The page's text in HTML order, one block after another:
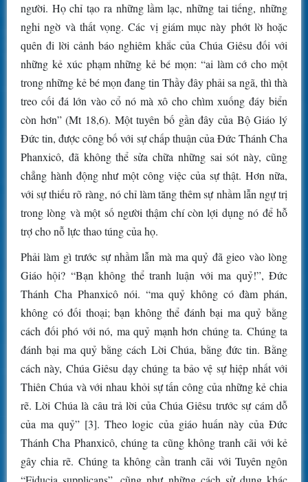
người. Họ chỉ tạo ra những lầm lạc, những tai tiếng, những
nghi ngờ và thất vọng. Các vị giám mục này phớt lờ hoặc
quên đi lời cảnh báo nghiêm khắc của Chúa Giêsu đối với
những kẻ xúc phạm những kẻ bé mọn: “ai làm cớ cho một
trong những kẻ bé mọn đang tin Thầy đây phải sa ngã, thì thà
treo cối đá lớn vào cổ nó mà xô cho chìm xuống đáy biển
còn hơn” (Mt 18,6). Một tuyên bố gần đây của Bộ Giáo lý
Đức tin, được công bố với sự chấp thuận của Đức Thánh Cha
Phanxicô, đã không thể sửa chữa những sai sót này, cũng
chẳng hành động như một công việc của sự thật. Hơn nữa,
với sự thiếu rõ ràng, nó chỉ làm tăng thêm sự nhầm lẫn ngự trị
trong lòng và một số người thậm chí còn lợi dụng nó để hỗ
trợ cho nỗ lực thao túng của họ.
Phải làm gì trước sự nhầm lẫn mà ma quỷ đã gieo vào lòng
Giáo hội? “Bạn không thể tranh luận với ma quỷ!”, Đức
Thánh Cha Phanxicô nói. “ma quỷ không có đàm phán,
không có đối thoại; bạn không thể đánh bại ma quỷ bằng
cách đối phó với nó, ma quỷ mạnh hơn chúng ta. Chúng ta
đánh bại ma quỷ bằng cách Lời Chúa, bằng đức tin. Bằng
cách này, Chúa Giêsu dạy chúng ta bảo vệ sự hiệp nhất với
Thiên Chúa và với nhau khỏi sự tấn công của những kẻ chia
rẽ. Lời Chúa là câu trả lời của Chúa Giêsu trước sự cám dỗ
của ma quỷ” [3]. Theo logic của giáo huấn này của Đức
Thánh Cha Phanxicô, chúng ta cũng không tranh cãi với kẻ
gây chia rẽ. Chúng ta không cần tranh cãi với Tuyên ngôn